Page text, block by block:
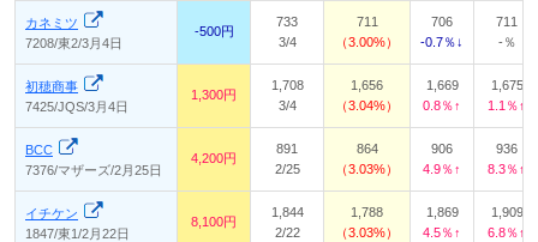
カネミツ
7208/東2/3月4日
-500円
733
3/4
711
3.00%
706
-0.7％↓
711
-％
初穂商事
7425/JQS/3月4日
1,300円
1,708
3/4
1,656
3.04%
1,669
0.8％↑
1,675
1.1％↑
BCC
7376/マザーズ/2月25日
4,200円
891
2/25
864
3.03%
906
4.9％↑
936
8.3％↑
イチケン
1847/東1/2月22日
8,100円
1,844
2/22
1,788
3.03%
1,869
4.5％↑
1,909
6.8％↑